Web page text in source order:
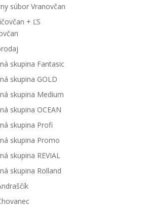
súbor Vranovčan
+ ĽS
skupina Fantasic
skupina GOLD
skupina Medium
skupina OCEAN
skupina Profi
skupina Promo
skupina REVIAL
skupina Rolland